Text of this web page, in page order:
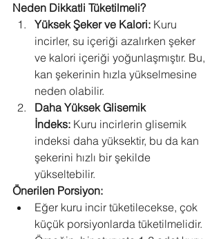
Neden Dikkatli Tüketilmeli?
Yüksek Şeker ve Kalori: Kuru
incirler, su içeriği azalırken şeker
ve kalori içeriği yoğunlaşmıştır. Bu,
kan şekerinin hızla yükselmesine
neden olabilir.
Daha Yüksek Glisemik
İndeks: Kuru incirlerin glisemik
indeksi daha yüksektir, bu da kan
şekerini hızlı bir şekilde
yükseltebilir.
Önerilen Porsiyon:
Eğer kuru incir tüketilecekse, çok
küçük porsiyonlarda tüketilmelidir.